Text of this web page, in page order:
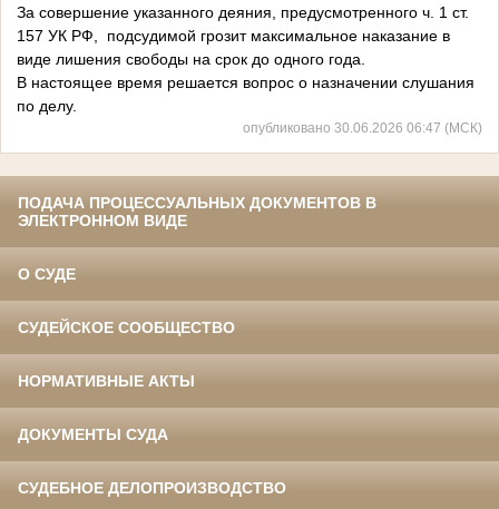
За совершение указанного деяния, предусмотренного ч. 1 ст.
157 УК РФ, подсудимой грозит максимальное наказание в
виде лишения свободы на срок до одного года.
В настоящее время решается вопрос о назначении слушания
по делу.
опубликовано 30.06.2026 06:47 (МСК)
ПОДАЧА ПРОЦЕССУАЛЬНЫХ ДОКУМЕНТОВ В
ЭЛЕКТРОННОМ ВИДЕ
О СУДЕ
СУДЕЙСКОЕ СООБЩЕСТВО
НОРМАТИВНЫЕ АКТЫ
ДОКУМЕНТЫ СУДА
СУДЕБНОЕ ДЕЛОПРОИЗВОДСТВО